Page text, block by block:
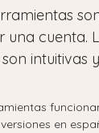
una cuenta.
intuitivas
en